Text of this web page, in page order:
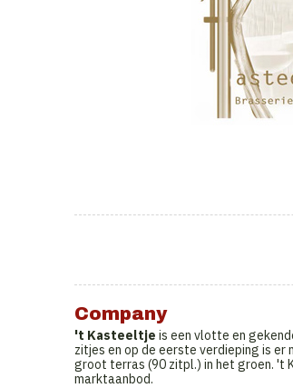
Company
't Kasteeltje is een vlotte en
zitjes en op de eerste verdieping is er
groot terras (90 zitpl.) in het groen. 't
marktaanbod.